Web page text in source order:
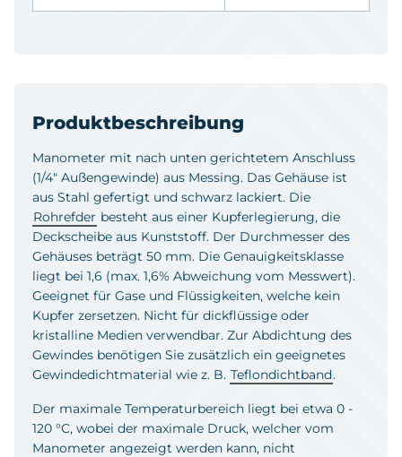
Produktbeschreibung
Manometer mit nach unten gerichtetem Anschluss
(1/4" Außengewinde) aus Messing. Das Gehäuse ist
aus Stahl gefertigt und schwarz lackiert. Die
Rohrefder besteht aus einer Kupferlegierung, die
Deckscheibe aus Kunststoff. Der Durchmesser des
Gehäuses beträgt 50 mm. Die Genauigkeitsklasse
liegt bei 1,6 (max. 1,6% Abweichung vom Messwert).
Geeignet für Gase und Flüssigkeiten, welche kein
Kupfer zersetzen. Nicht für dickflüssige oder
kristalline Medien verwendbar. Zur Abdichtung des
Gewindes benötigen Sie zusätzlich ein geeignetes
Gewindedichtmaterial wie z. B. Teflondichtband.
Der maximale Temperaturbereich liegt bei etwa 0 -
120 °C, wobei der maximale Druck, welcher vom
Manometer angezeigt werden kann, nicht